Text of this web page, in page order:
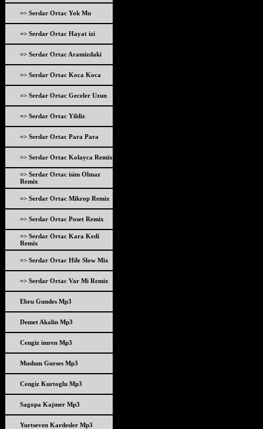
=> Serdar Ortac Yok Mu
=> Serdar Ortac Hayat izi
=> Serdar Ortac Aramizdaki
=> Serdar Ortac Koca Koca
=> Serdar Ortac Geceler Uzun
=> Serdar Ortac Yildiz
=> Serdar Ortac Para Para
=> Serdar Ortac Kolayca Remix
=> Serdar Ortac isim Olmaz
Remix
=> Serdar Ortac Mikrop Remix
=> Serdar Ortac Poset Remix
=> Serdar Ortac Kara Kedi
Remix
=> Serdar Ortac Hile Slow Mix
=> Serdar Ortac Var Mi Remix
Ebru Gundes Mp3
Demet Akalin Mp3
Cengiz imren Mp3
Muslum Gurses Mp3
Cengiz Kurtoglu Mp3
Sagopa Kajmer Mp3
Yurtseven Kardesler Mp3